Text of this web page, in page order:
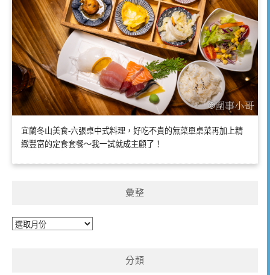
宜蘭冬山美食-六張桌中式料理，好吃不貴的無菜單桌菜再加上精
緻豐富的定食套餐～我一試就成主顧了！
彙整
彙
分類